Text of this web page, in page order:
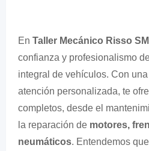
En Taller Mecánico Risso SM
confianza y profesionalismo
integral de vehículos. Con
atención personalizada, te
completos, desde el
la reparación de motores,
neumáticos. Entendemos